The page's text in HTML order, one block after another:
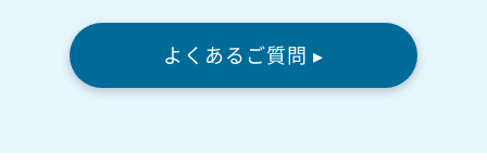
よくあるご質問 ▸